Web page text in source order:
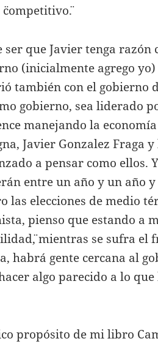
¨competitivo¨.
ser que Javier tenga
(inicialmente agrego
también con el gobierno
gobierno, sea liderado
manejando la
Javier Gonzalez Fraga
a pensar como ellos.
entre un año y un año
las elecciones de medio
pienso que estando a
mientras se sufra
habrá gente cercana al
algo parecido a lo
propósito de mi libro